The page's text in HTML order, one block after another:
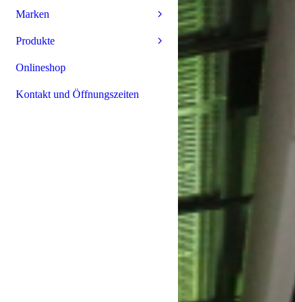
Marken
Produkte
Onlineshop
Kontakt und Öffnungszeiten